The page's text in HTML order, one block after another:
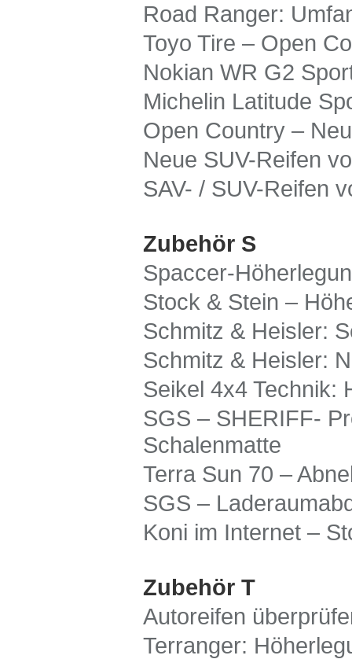
Road Ranger:
Toyo Tire – Open
Nokian WR G2
Michelin Latitude
Open Country –
Neue SUV-Reifen
SAV- / SUV-Reifen
Zubehör S
Spaccer-
Stock & Stein –
Schmitz & Heisler:
Schmitz & Heisler:
Seikel 4x4 Technik:
SGS – SHERIFF-
Schalenmatte
Terra Sun 70 –
SGS –
Koni im Internet –
Zubehör T
Autoreifen
Terranger: